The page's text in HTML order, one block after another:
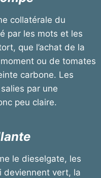
collatérale du
par les mots et les
que l’achat de la
ou de tomates
carbone. Les
par une
peu claire.
le dieselgate, les
deviennent vert, la